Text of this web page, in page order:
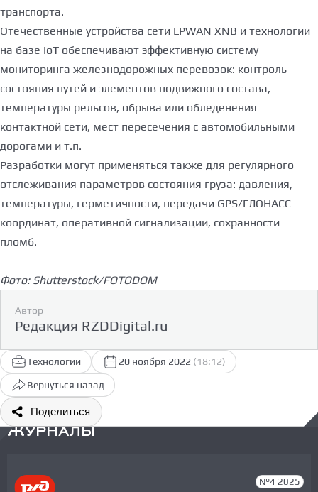
транспорта.
Отечественные устройства сети LPWAN XNB и технологии
на базе IoT обеспечивают эффективную систему
мониторинга железнодорожных перевозок: контроль
состояния путей и элементов подвижного состава,
температуры рельсов, обрыва или обледенения
контактной сети, мест пересечения с автомобильными
дорогами и т.п.
Разработки могут применяться также для регулярного
отслеживания параметров состояния груза: давления,
температуры, герметичности, передачи GPS/ГЛОНАСС-
координат, оперативной сигнализации, сохранности
пломб.
Фото: Shutterstock/FOTODOM
Автор
Редакция RZDDigital.ru
Технологии 20 ноября 2022 (18:12)
Вернуться назад
Поделиться
ЖУРНАЛЫ
№4 2025